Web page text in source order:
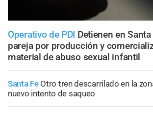
Operativo de PDI Detienen en
pareja por producción y
material de abuso sexual infantil
Santa Fe Otro tren descarrilado en la
nuevo intento de saqueo